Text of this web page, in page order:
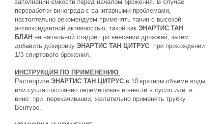
заполнении емкости перед началом брожения. В случае
переработки винограда с санитарными проблемами,
настоятельно рекомендуем применять танин с высокой
антиоксидантной активностью, такой как ЭНАРТИС ТАН
БЛАН на начальной стадии при внесении дрожжей, затем
добавить дозировку ЭНАРТИС ТАН ЦИТРУС при прохождении
1/3 спиртового брожения.
ИНСТРУКЦИЯ ПО ПРИМЕНЕНИЮ
Растворите ЭНАРТИС ТАН ЦИТРУС в 10 кратном объеме воды
или сусла постоянно перемешивая и внести в сусло или в
вино при перекачивании, желательно применять трубку
Вентуре.